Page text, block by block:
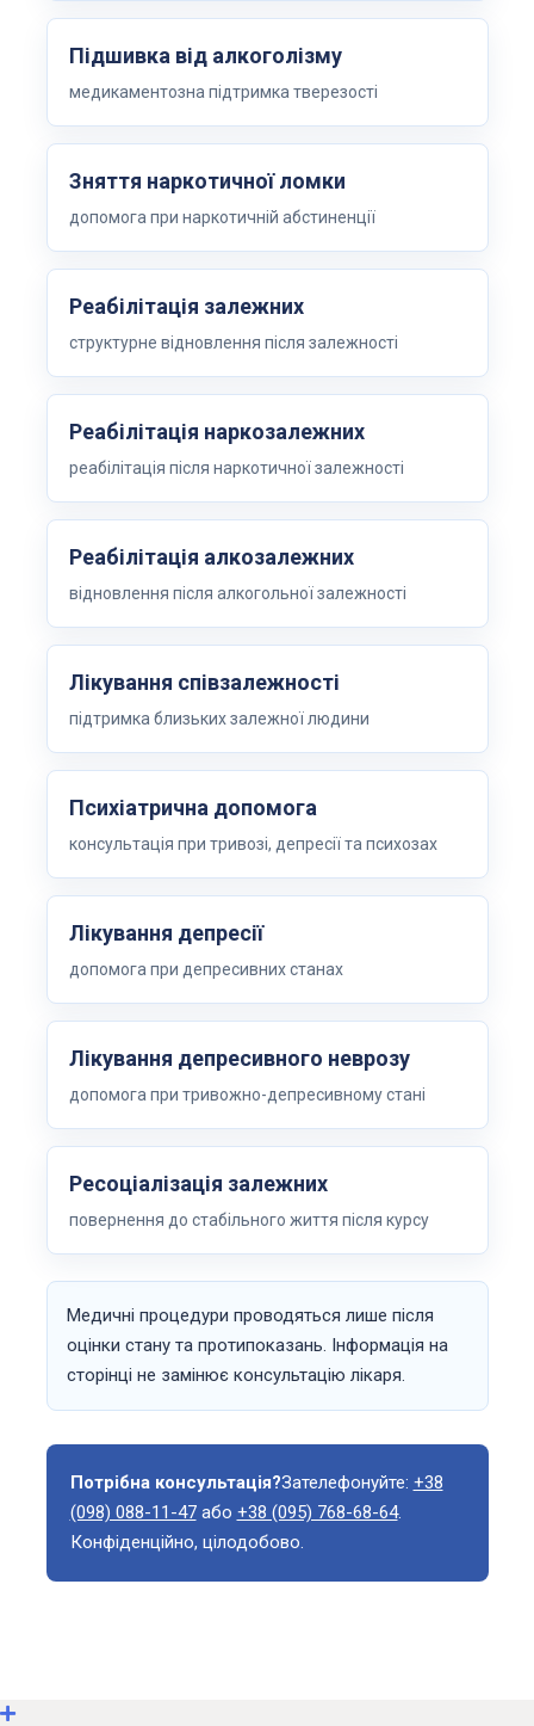
Підшивка від алкоголізму
медикаментозна підтримка тверезості
Зняття наркотичної ломки
допомога при наркотичній абстиненції
Реабілітація залежних
структурне відновлення після залежності
Реабілітація наркозалежних
реабілітація після наркотичної залежності
Реабілітація алкозалежних
відновлення після алкогольної залежності
Лікування співзалежності
підтримка близьких залежної людини
Психіатрична допомога
консультація при тривозі, депресії та психозах
Лікування депресії
допомога при депресивних станах
Лікування депресивного неврозу
допомога при тривожно-депресивному стані
Ресоціалізація залежних
повернення до стабільного життя після курсу
Медичні процедури проводяться лише після
оцінки стану та протипоказань. Інформація на
сторінці не замінює консультацію лікаря.
Потрібна консультація?Зателефонуйте: +38
(098) 088-11-47або +38 (095) 768-68-64.
Конфіденційно, цілодобово.